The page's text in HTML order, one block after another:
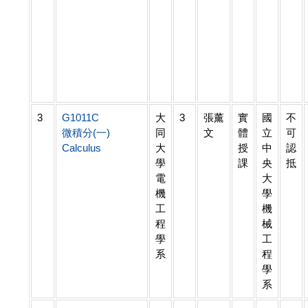
3
G1011C
微積分(一)
Calculus
大
同
大
學
電
機
工
程
學
系
3
張薰
文
實
體
授
課
國
立
中
央
大
學
機
械
工
程
學
系
不
可
認
抵